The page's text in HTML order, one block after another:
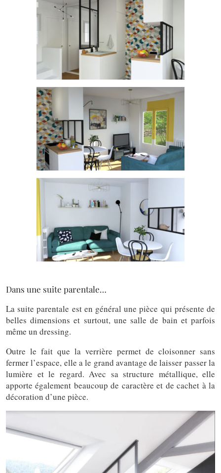
Dans une suite parentale…
La suite parentale est en général une pièce qui présente de
belles dimensions et surtout, une salle de bain et parfois
même un dressing.
Outre le fait que la verrière permet de cloisonner sans
fermer l’espace, elle a le grand avantage de laisser passer la
lumière et le regard. Avec sa structure métallique, elle
apporte également beaucoup de caractère et de cachet à la
décoration d’une pièce.